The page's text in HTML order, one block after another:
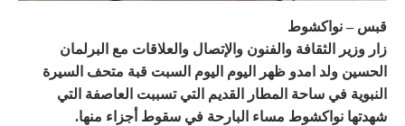
قبس – نواكشوط
زار وزير الثقافة والفنون والإتصال والعلاقات مع البرلمان
الحسين ولد امدو ظهر اليوم اليوم السبت قبة متحف السيرة
النبوية في ساحة المطار القديم التي تسببت العاصفة التي
شهدتها نواكشوط مساء البارحة في سقوط أجزاء منها.